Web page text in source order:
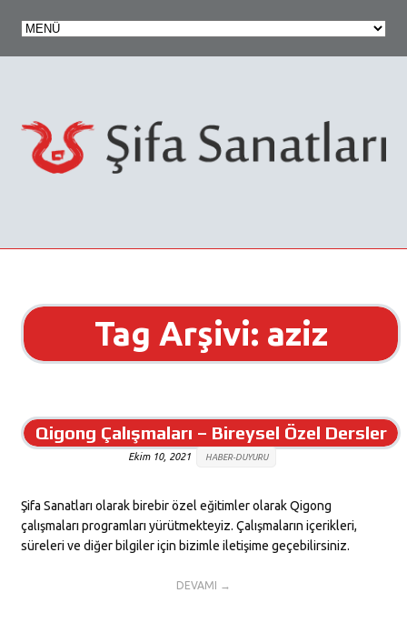
Tag Arşivi: aziz
Qigong Çalışmaları – Bireysel Özel Dersler
Ekim 10, 2021 HABER-DUYURU
Şifa Sanatları olarak birebir özel eğitimler olarak Qigong
çalışmaları programları yürütmekteyiz. Çalışmaların içerikleri,
süreleri ve diğer bilgiler için bizimle iletişime geçebilirsiniz.
DEVAMI →